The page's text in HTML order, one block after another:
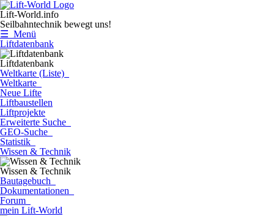
Lift-World.info
Seilbahntechnik bewegt uns!
☰ Menü
Liftdatenbank
Liftdatenbank
Weltkarte (Liste)
Weltkarte
Neue Lifte
Liftbaustellen
Liftprojekte
Erweiterte Suche
GEO-Suche
Statistik
Wissen & Technik
Wissen & Technik
Bautagebuch
Dokumentationen
Forum
mein Lift-World